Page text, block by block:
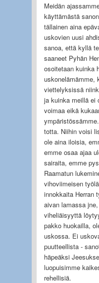
Meidän
käyttämästä
tällainen aina
uskovien uusi
sanoa, että kyllä
saaneet Pyhän
osoitetaan kuinka
uskonelämämme,
viettelyksissä
ja kuinka meillä ei
voimaa eikä
totta. Niihin voisi
ole aina iloisia,
emme osaa ajaa
sairaita, emme
Raamatun
vihoviimeisen
innokkaita Herran
aivan lamassa
viheliäisyyttä
pakko huokailla,
uskossa. Ei
puutteellista -
häpeäksi
luopuisimme
rehellisiä.